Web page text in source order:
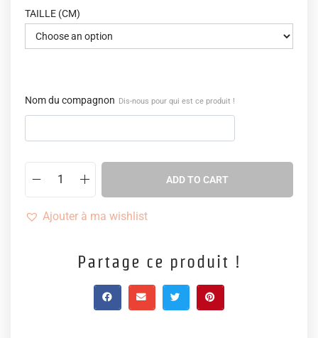
TAILLE (CM)
Nom du compagnon Dis-nous pour qui est ce produit !
ADD TO CART
Ajouter à ma wishlist
Partage ce produit !